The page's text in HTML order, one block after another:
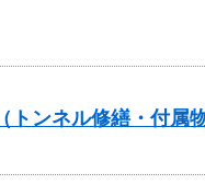
トンネル修繕・付